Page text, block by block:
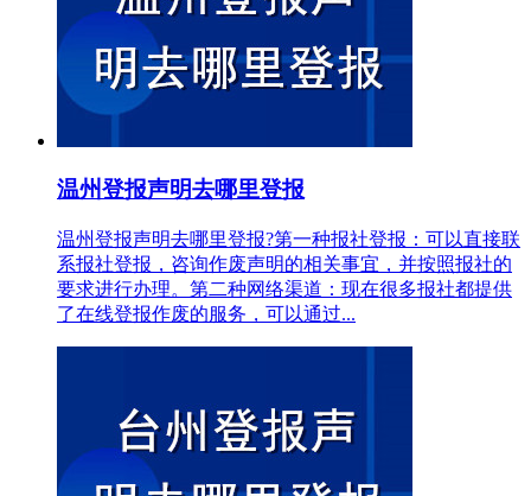
温州登报声明去哪里登报
温州登报声明去哪里登报?第一种报社登报：可以直接联
系报社登报，咨询作废声明的相关事宜，并按照报社的
要求进行办理。第二种网络渠道：现在很多报社都提供
了在线登报作废的服务，可以通过...